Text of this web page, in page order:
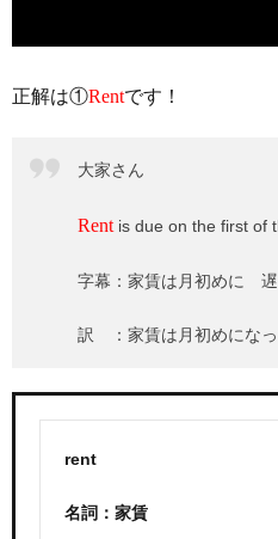
正解は①Rentです！
大家さん
Rent is due on the first of
字幕：家賃は月初めに 遅
訳 ：家賃は月初めにな
rent
名詞：家賃